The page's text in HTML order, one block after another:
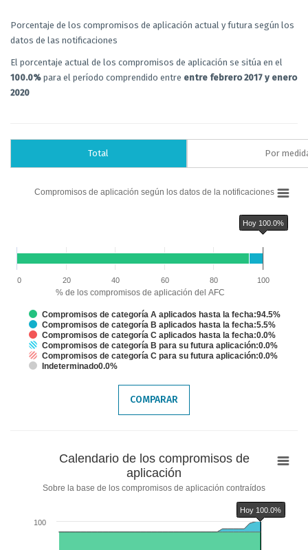
Porcentaje de los compromisos de aplicación actual y futura según los
datos de las notificaciones
El porcentaje actual de los compromisos de aplicación se sitúa en el
100.0% para el período comprendido entre entre febrero 2017 y enero
2020
Total Por
Compromisos de aplicación según los datos de la notificaciones
The chart has 1 Y axis displaying % de los compromisos de aplicación del
% de los compromisos de aplicación del AFC
Compromisos de aplicación según los datos de la notificaciones
Hoy 100.0%
Compromisos de categoría A aplicados hasta la fecha:94.5%
Compromisos de categoría B aplicados hasta la fecha:5.5%
Compromisos de categoría C aplicados hasta la fecha:0.0%
Compromisos de categoría B para su futura aplicación:0.0%
Compromisos de categoría C para su futura aplicación:0.0%
Indeterminado0.0%
0 20 40 60 80 100
COMPARAR
aplicación
Calendario de los compromisos de
aplicación
Sobre la base de los compromisos de aplicación contraídos
Hoy 100.0%
100